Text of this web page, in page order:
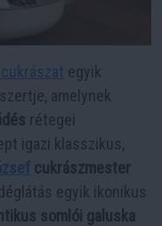
egyik
amelynek
rétegei
igazi klasszikus,
cukrászmester
egyik ikonikus
somlói galuska